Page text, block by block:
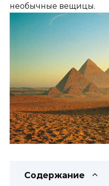
необычные вещицы.
Содержание